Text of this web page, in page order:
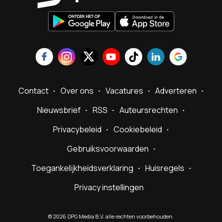
Contact Over ons Vacatures
Adverteren
Nieuwsbrief
RSS
Auteursrechten
Privacybeleid
Cookiebeleid
Gebruiksvoorwaarden
Toegankelijkheidsverklaring
Huisregels
Privacy instellingen
©2026 DPG Media B.V. alle rechten voorbehouden.